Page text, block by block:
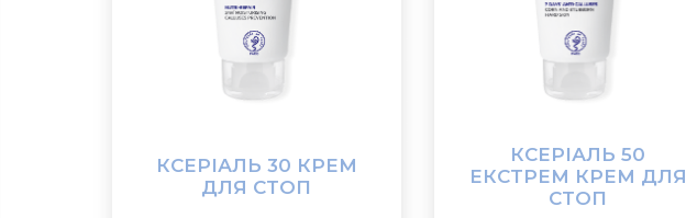
КСЕРІАЛЬ 30 КРЕМ
ДЛЯ СТОП
КСЕРІАЛЬ 50
ЕКСТРЕМ КРЕМ ДЛЯ
СТОП